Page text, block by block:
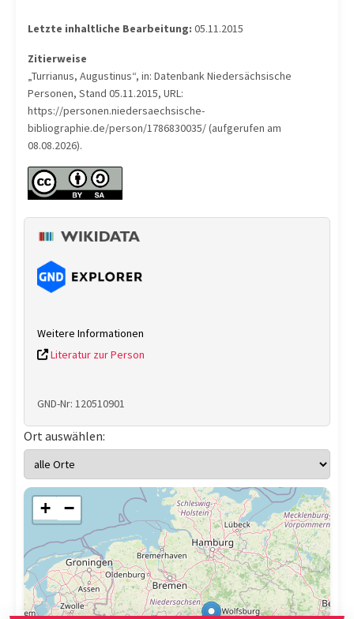
Letzte inhaltliche Bearbeitung: 05.11.2015
Zitierweise
„Turrianus, Augustinus“, in: Datenbank Niedersächsische
Personen, Stand 05.11.2015, URL:
https://personen.niedersaechsische-
bibliographie.de/person/1786830035/ (aufgerufen am
08.08.2026).
Weitere Informationen
Literatur zur Person
GND-Nr: 120510901
Ort auswählen:
+ −